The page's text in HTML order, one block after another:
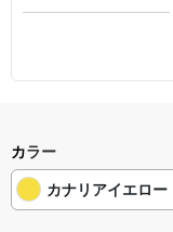
カラー
カナリアイエロー